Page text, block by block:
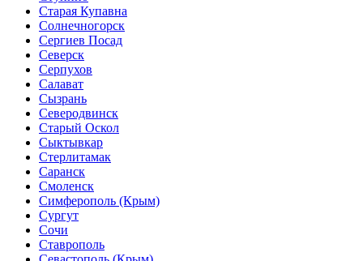
Старая Купавна
Солнечногорск
Сергиев Посад
Северск
Серпухов
Салават
Сызрань
Северодвинск
Старый Оскол
Сыктывкар
Стерлитамак
Саранск
Смоленск
Симферополь (Крым)
Сургут
Сочи
Ставрополь